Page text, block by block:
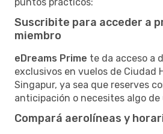
Suscribite para acceder a
miembro
eDreams Prime te da acceso a
exclusivos en vuelos de Ciudad
Singapur, ya sea que reserves
anticipación o necesites algo
Compará aerolíneas y